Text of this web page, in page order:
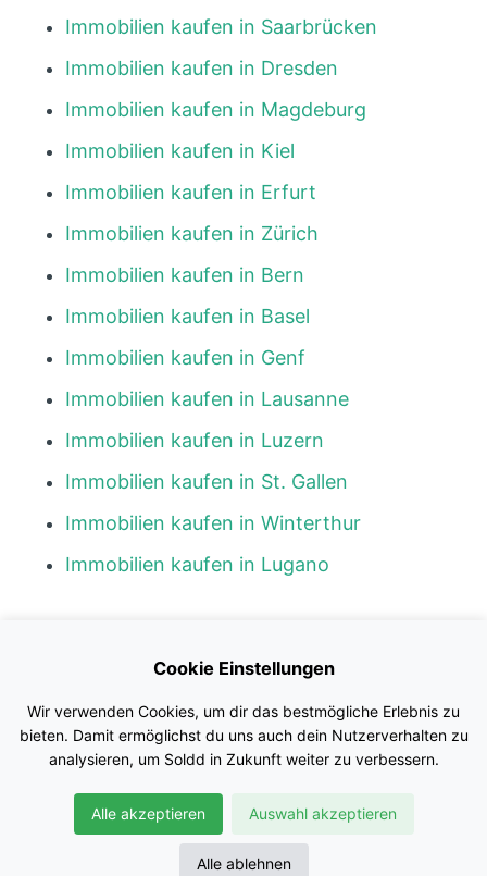
Immobilien kaufen in Saarbrücken
Immobilien kaufen in Dresden
Immobilien kaufen in Magdeburg
Immobilien kaufen in Kiel
Immobilien kaufen in Erfurt
Immobilien kaufen in Zürich
Immobilien kaufen in Bern
Immobilien kaufen in Basel
Immobilien kaufen in Genf
Immobilien kaufen in Lausanne
Immobilien kaufen in Luzern
Immobilien kaufen in St. Gallen
Immobilien kaufen in Winterthur
Immobilien kaufen in Lugano
Impressum
Nutzungsbedingungen
Datenschutz
© Soldd GmbH
Cookie Einstellungen
Wir verwenden Cookies, um dir das bestmögliche Erlebnis zu
bieten. Damit ermöglichst du uns auch dein Nutzerverhalten zu
analysieren, um Soldd in Zukunft weiter zu verbessern.
Alle akzeptieren Auswahl akzeptieren
Alle ablehnen